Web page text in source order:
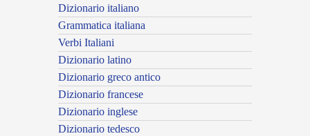
Dizionario italiano
Grammatica italiana
Verbi Italiani
Dizionario latino
Dizionario greco antico
Dizionario francese
Dizionario inglese
Dizionario tedesco